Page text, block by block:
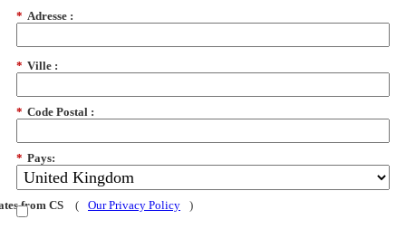
* Adresse :
* Ville :
* Code Postal :
* Pays:
from CS ( Our Privacy Policy )